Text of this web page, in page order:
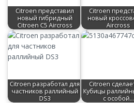
Citroen представил
новый гибридный
Citroen C5 Aircross
Citroen
новый
Aircross
Citroen разработал для
частников раллийный
DS3
Citroen
Кубицы
с особой…